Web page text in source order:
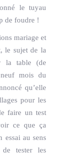
le tuyau
de foudre !
mariage et
le sujet de la
la table (de
mois du
qu’elle
pour les
faire un test
ce que ça
essai au sens
tester les